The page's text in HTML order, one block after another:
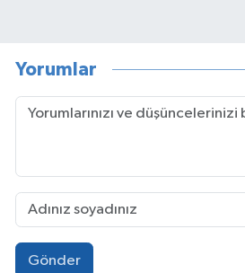
Yorumlar
Gönder